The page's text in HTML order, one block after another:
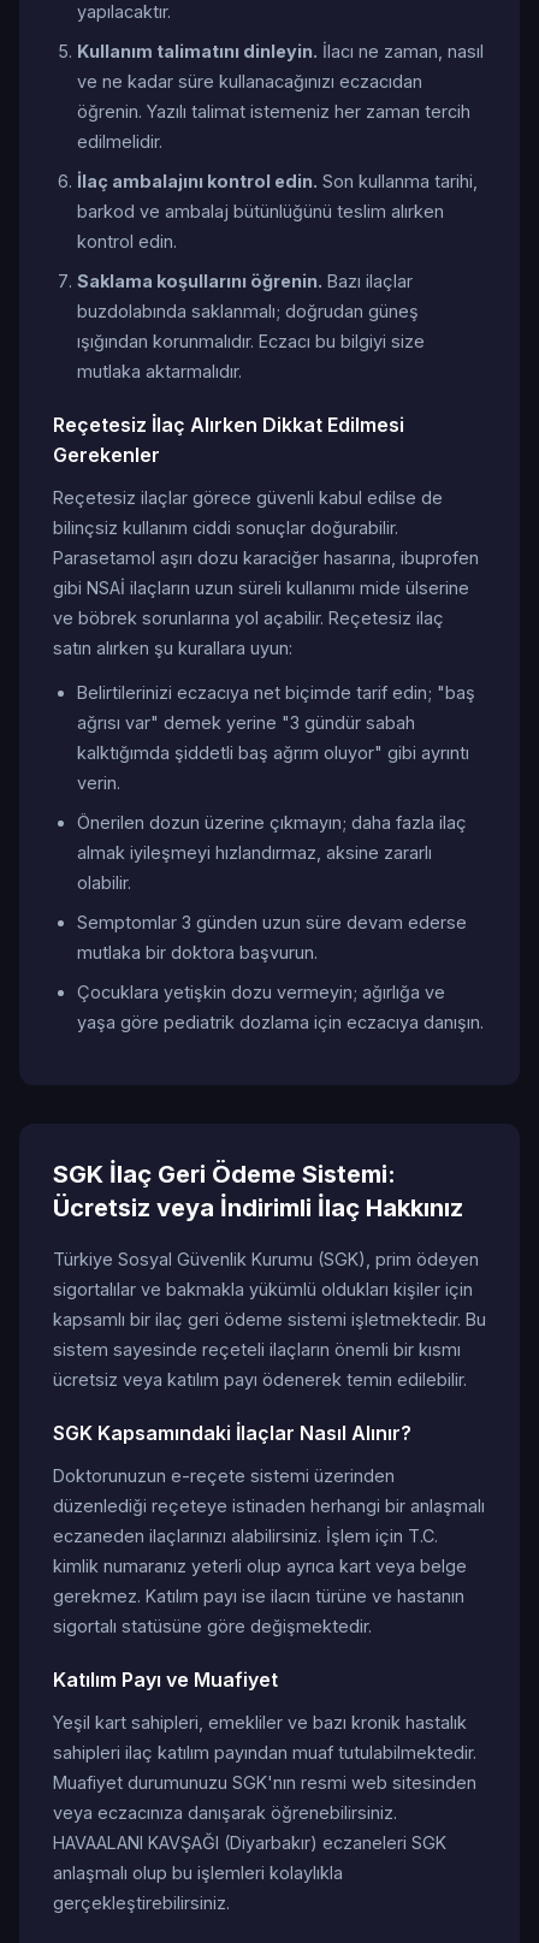
yapılacaktır.
Kullanım talimatını dinleyin. İlacı ne zaman, nasıl
ve ne kadar süre kullanacağınızı eczacıdan
öğrenin. Yazılı talimat istemeniz her zaman tercih
edilmelidir.
İlaç ambalajını kontrol edin. Son kullanma tarihi,
barkod ve ambalaj bütünlüğünü teslim alırken
kontrol edin.
Saklama koşullarını öğrenin. Bazı ilaçlar
buzdolabında saklanmalı; doğrudan güneş
ışığından korunmalıdır. Eczacı bu bilgiyi size
mutlaka aktarmalıdır.
Reçetesiz İlaç Alırken Dikkat Edilmesi
Gerekenler
Reçetesiz ilaçlar görece güvenli kabul edilse de
bilinçsiz kullanım ciddi sonuçlar doğurabilir.
Parasetamol aşırı dozu karaciğer hasarına, ibuprofen
gibi NSAİ ilaçların uzun süreli kullanımı mide ülserine
ve böbrek sorunlarına yol açabilir. Reçetesiz ilaç
satın alırken şu kurallara uyun:
Belirtilerinizi eczacıya net biçimde tarif edin; "baş
ağrısı var" demek yerine "3 gündür sabah
kalktığımda şiddetli baş ağrım oluyor" gibi ayrıntı
verin.
Önerilen dozun üzerine çıkmayın; daha fazla ilaç
almak iyileşmeyi hızlandırmaz, aksine zararlı
olabilir.
Semptomlar 3 günden uzun süre devam ederse
mutlaka bir doktora başvurun.
Çocuklara yetişkin dozu vermeyin; ağırlığa ve
yaşa göre pediatrik dozlama için eczacıya danışın.
SGK İlaç Geri Ödeme Sistemi:
Ücretsiz veya İndirimli İlaç Hakkınız
Türkiye Sosyal Güvenlik Kurumu (SGK), prim ödeyen
sigortalılar ve bakmakla yükümlü oldukları kişiler için
kapsamlı bir ilaç geri ödeme sistemi işletmektedir. Bu
sistem sayesinde reçeteli ilaçların önemli bir kısmı
ücretsiz veya katılım payı ödenerek temin edilebilir.
SGK Kapsamındaki İlaçlar Nasıl Alınır?
Doktorunuzun e-reçete sistemi üzerinden
düzenlediği reçeteye istinaden herhangi bir anlaşmalı
eczaneden ilaçlarınızı alabilirsiniz. İşlem için T.C.
kimlik numaranız yeterli olup ayrıca kart veya belge
gerekmez. Katılım payı ise ilacın türüne ve hastanın
sigortalı statüsüne göre değişmektedir.
Katılım Payı ve Muafiyet
Yeşil kart sahipleri, emekliler ve bazı kronik hastalık
sahipleri ilaç katılım payından muaf tutulabilmektedir.
Muafiyet durumunuzu SGK'nın resmi web sitesinden
veya eczacınıza danışarak öğrenebilirsiniz.
HAVAALANI KAVŞAĞI (Diyarbakır) eczaneleri SGK
anlaşmalı olup bu işlemleri kolaylıkla
gerçekleştirebilirsiniz.